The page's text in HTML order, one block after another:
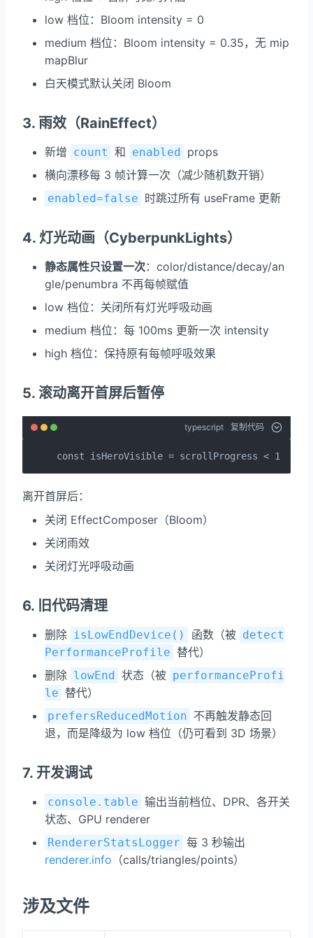
low 档位：Bloom intensity = 0
medium 档位：Bloom intensity = 0.35，无 mip
mapBlur
白天模式默认关闭 Bloom
3. 雨效（RainEffect）
新增 count 和 enabled props
横向漂移每 3 帧计算一次（减少随机数开销）
enabled=false 时跳过所有 useFrame 更新
4. 灯光动画（CyberpunkLights）
静态属性只设置一次：color/distance/decay/an
gle/penumbra 不再每帧赋值
low 档位：关闭所有灯光呼吸动画
medium 档位：每 100ms 更新一次 intensity
high 档位：保持原有每帧呼吸效果
5. 滚动离开首屏后暂停
typescript 复制代码
const isHeroVisible = scrollProgress < 1.05;
离开首屏后：
关闭 EffectComposer（Bloom）
关闭雨效
关闭灯光呼吸动画
6. 旧代码清理
删除 isLowEndDevice() 函数（被 detect
PerformanceProfile 替代）
删除 lowEnd 状态（被 performanceProfi
le 替代）
prefersReducedMotion 不再触发静态回
退，而是降级为 low 档位（仍可看到 3D 场景）
7. 开发调试
console.table 输出当前档位、DPR、各开关
状态、GPU renderer
RendererStatsLogger 每 3 秒输出
renderer.info （calls/triangles/points）
涉及文件